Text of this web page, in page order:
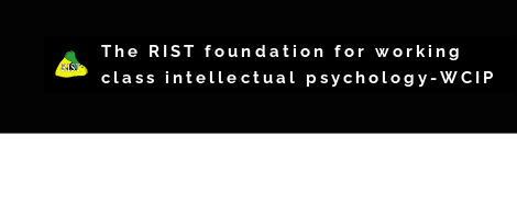
The RIST foundation for working
class intellectual psychology-WCIP